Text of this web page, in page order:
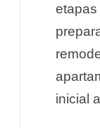
etapas
inicial